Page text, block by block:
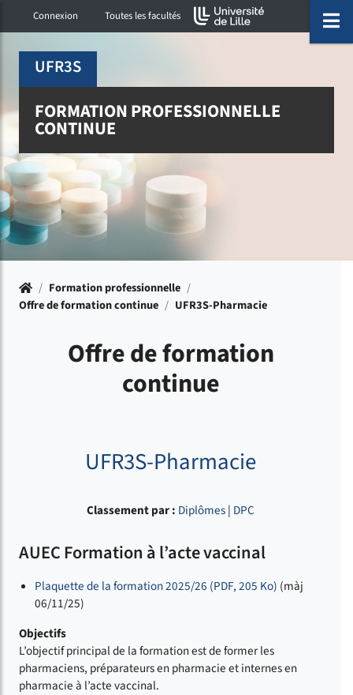
Accéder au menu principal
Accéder à la recherche
Accéder au pied de page
Connexion Toutes les facultés
menu
UFR3S
FORMATION PROFESSIONNELLE
CONTINUE
Accueil
/ Formation professionnelle /
Offre de formation continue / UFR3S-Pharmacie
Offre de formation
continue
UFR3S-Pharmacie
Classement par : Diplômes| DPC
AUEC Formation à l’acte vaccinal
Plaquette de la formation 2025/26 (PDF, 205 Ko) (màj
06/11/25)
Objectifs
L’objectif principal de la formation est de former les
pharmaciens, préparateurs en pharmacie et internes en
pharmacie à l’acte vaccinal.